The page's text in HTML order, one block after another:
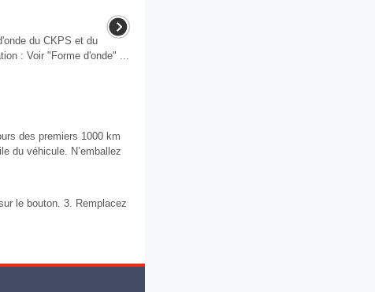
du CKPS et du
: Voir "Forme d'onde" ...
des premiers 1000 km
du véhicule. N’emballez
le bouton. 3. Remplacez